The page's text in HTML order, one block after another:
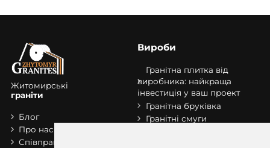
Житомирські
граніти
Блог
Про нас
Співпраця
Вироби
Гранітна плитка від
виробника: найкраща
інвестиція у ваш проект
Гранітна бруківка
Гранітні смуги